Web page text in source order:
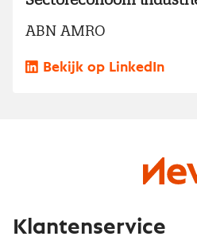
ABN AMRO
Bekijk op LinkedIn
Klantenservice